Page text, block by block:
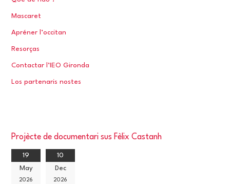
Mascaret
Apréner l’occitan
Resorças
Contactar l’IEO Gironda
Los partenaris nostes
Projècte de documentari sus Fèlix Castanh
19
May
2026
10
Dec
2026